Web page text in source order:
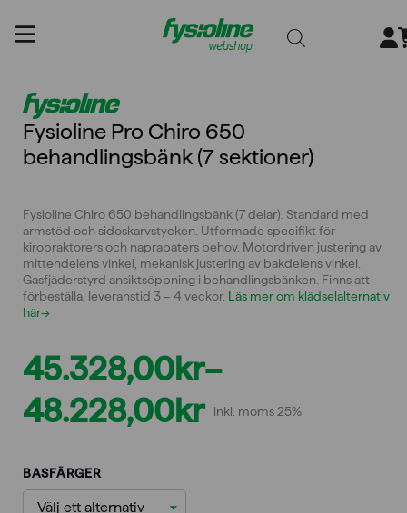
innehållet
Fysioline Pro Chiro 650
behandlingsbänk (7 sektioner)
Fysioline Chiro 650 behandlingsbänk (7 delar). Standard med
armstöd och sidoskarvstycken. Utformade specifikt för
kiropraktorers och naprapaters behov. Motordriven justering av
mittendelens vinkel, mekanisk justering av bakdelens vinkel.
Gasfjäderstyrd ansiktsöppning i behandlingsbänken. Finns att
förbeställa, leveranstid 3 – 4 veckor. Läs mer om klädselalternativ
här→
45.328,00kr–
48.228,00kr
Prisintervall:
till
inkl. moms 25%
BASFÄRGER